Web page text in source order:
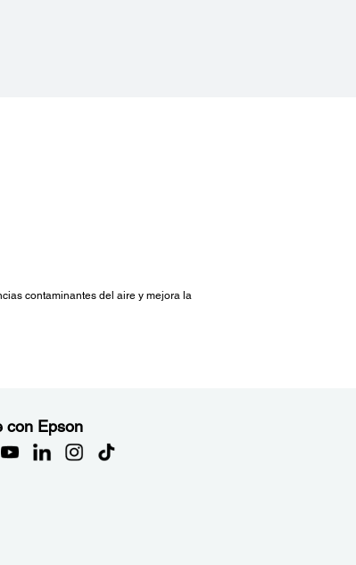
contaminantes del aire y mejora la
con Epson